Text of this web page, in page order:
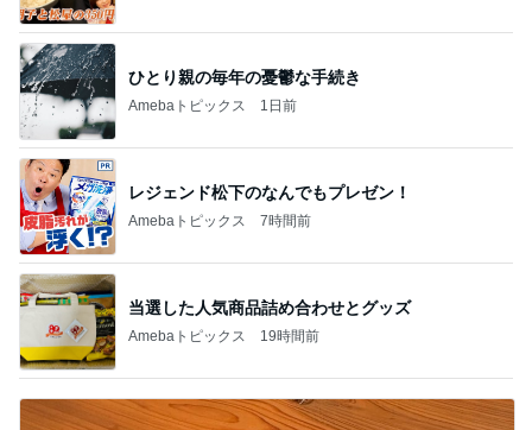
ひとり親の毎年の憂鬱な手続き
Amebaトピックス 1日前
レジェンド松下のなんでもプレゼン！
Amebaトピックス 7時間前
当選した人気商品詰め合わせとグッズ
Amebaトピックス 19時間前